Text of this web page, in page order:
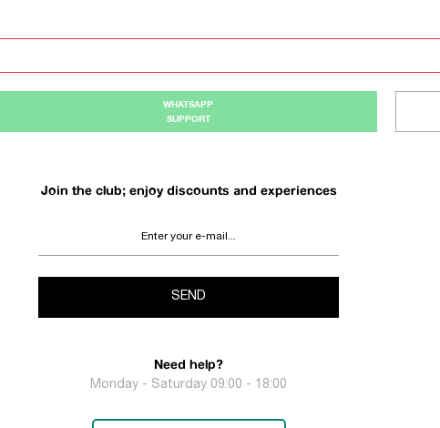
WHATSAPP
SUPPORT
Join the club; enjoy discounts and experiences
SEND
Need help?
Monday - Saturday 09:00 - 18:00